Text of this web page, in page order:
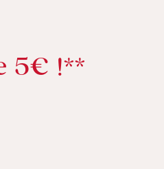
5€ !**